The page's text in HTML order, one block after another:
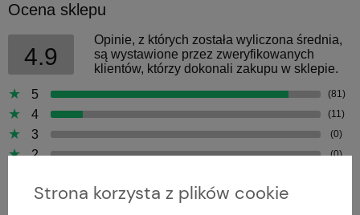
Ocena sklepu
4.9
Opinie, z których została wyliczona średnia,
są wystawione przez zweryfikowanych
klientów, którzy dokonali zakupu w sklepie.
5
(81)
4 (11)
3 (0)
2 (0)
Strona korzysta z plików cookie